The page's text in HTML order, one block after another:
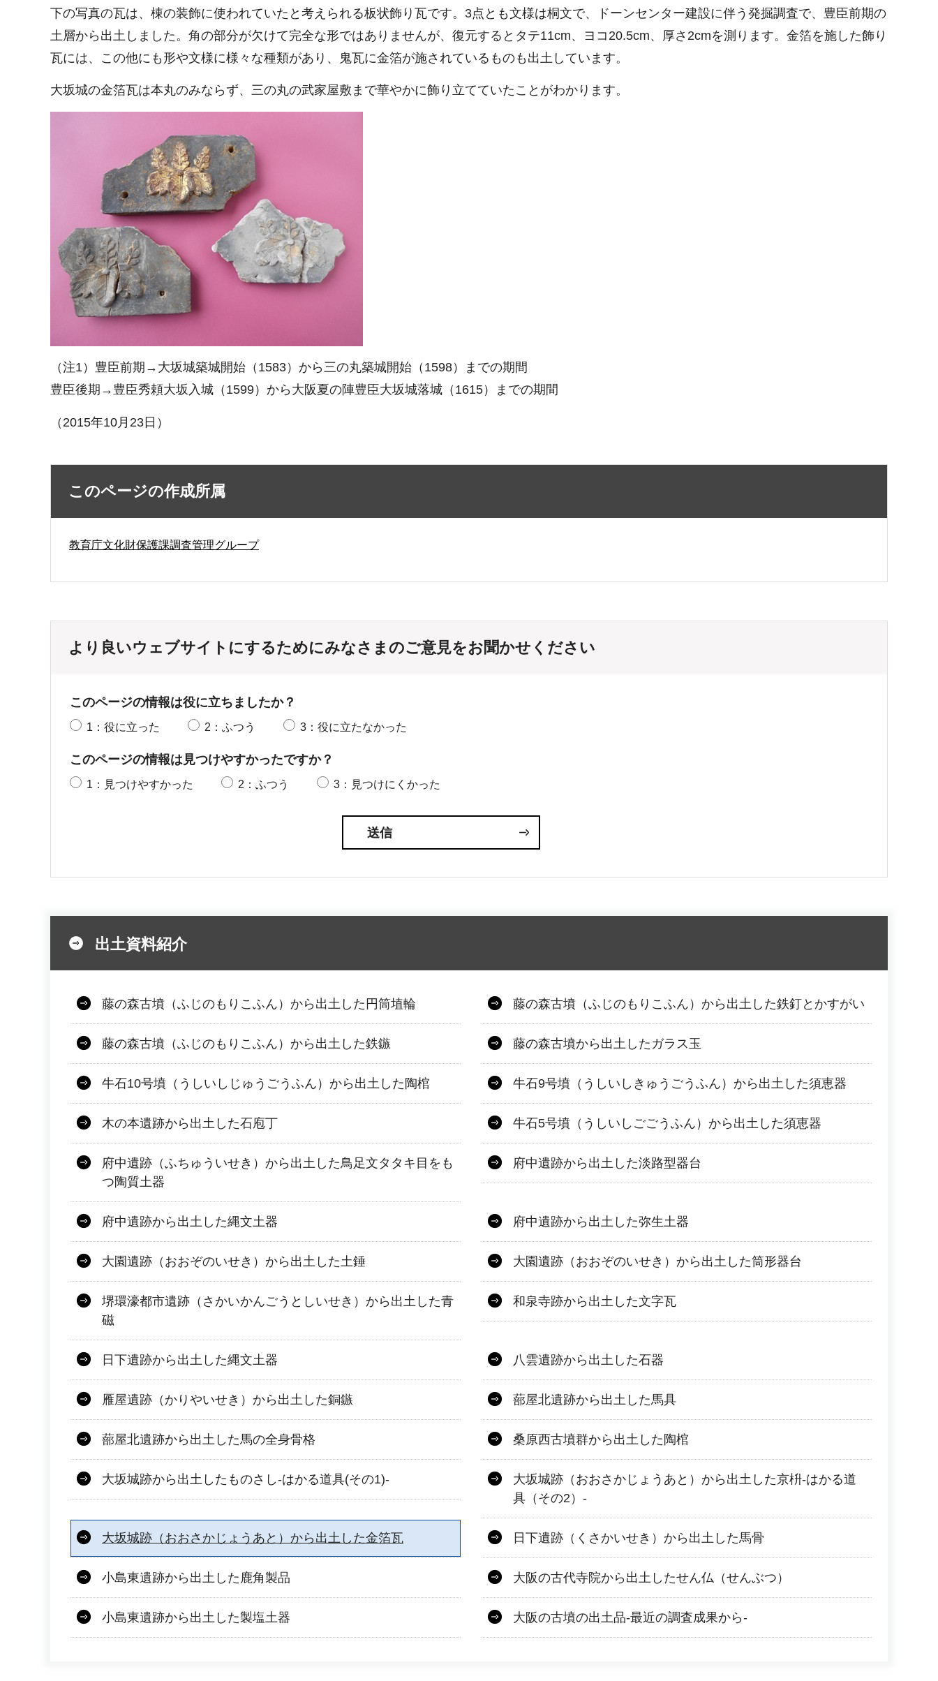
下の写真の瓦は、棟の装飾に使われていたと考えられる板状飾り瓦です。3点とも文様は桐文で、ドーンセンター建設に伴う発掘調査で、豊臣前期の
土層から出土しました。角の部分が欠けて完全な形ではありませんが、復元するとタテ11cm、ヨコ20.5cm、厚さ2cmを測ります。金箔を施した飾り
瓦には、この他にも形や文様に様々な種類があり、鬼瓦に金箔が施されているものも出土しています。
大坂城の金箔瓦は本丸のみならず、三の丸の武家屋敷まで華やかに飾り立てていたことがわかります。
（注1）豊臣前期→大坂城築城開始（1583）から三の丸築城開始（1598）までの期間
豊臣後期→豊臣秀頼大坂入城（1599）から大阪夏の陣豊臣大坂城落城（1615）までの期間
（2015年10月23日）
このページの作成所属
教育庁文化財保護課調査管理グループ
より良いウェブサイトにするためにみなさまのご意見をお聞かせください
このページの情報は役に立ちましたか？
1：役に立った 2：ふつう 3：役に立たなかった
このページの情報は見つけやすかったですか？
1：見つけやすかった 2：ふつう 3：見つけにくかった
出土資料紹介
藤の森古墳（ふじのもりこふん）から出土した円筒埴輪 藤の森古墳（ふじのもりこふん）から出土した鉄釘とかすがい
藤の森古墳（ふじのもりこふん）から出土した鉄鏃 藤の森古墳から出土したガラス玉
牛石10号墳（うしいしじゅうごうふん）から出土した陶棺 牛石9号墳（うしいしきゅうごうふん）から出土した須恵器
木の本遺跡から出土した石庖丁 牛石5号墳（うしいしごごうふん）から出土した須恵器
府中遺跡（ふちゅういせき）から出土した鳥足文タタキ目をも
つ陶質土器
府中遺跡から出土した淡路型器台
府中遺跡から出土した縄文土器 府中遺跡から出土した弥生土器
大園遺跡（おおぞのいせき）から出土した土錘 大園遺跡（おおぞのいせき）から出土した筒形器台
堺環濠都市遺跡（さかいかんごうとしいせき）から出土した青
磁
和泉寺跡から出土した文字瓦
日下遺跡から出土した縄文土器 八雲遺跡から出土した石器
雁屋遺跡（かりやいせき）から出土した銅鏃 蔀屋北遺跡から出土した馬具
蔀屋北遺跡から出土した馬の全身骨格 桑原西古墳群から出土した陶棺
大坂城跡から出土したものさし-はかる道具(その1)-
大坂城跡（おおさかじょうあと）から出土した京枡-はかる道
具（その2）-
大坂城跡（おおさかじょうあと）から出土した金箔瓦 日下遺跡（くさかいせき）から出土した馬骨
小島東遺跡から出土した鹿角製品 大阪の古代寺院から出土したせん仏（せんぶつ）
小島東遺跡から出土した製塩土器 大阪の古墳の出土品-最近の調査成果から-